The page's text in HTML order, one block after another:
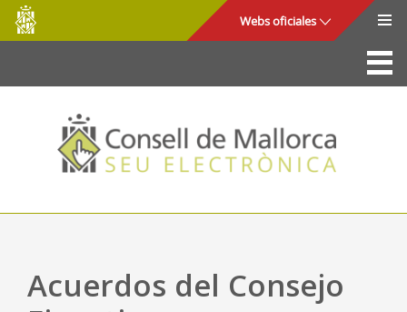
Saltar al contenido principal
Consell
de
Mallorca
Webs oficiales
La Sede
Consejo de Mallorca
Acceso y seguridad
Utilidades
Mapa web
Acuerdos del Consejo